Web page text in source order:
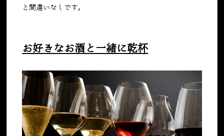
と間違いなしです。
お好きなお酒と一緒に乾杯